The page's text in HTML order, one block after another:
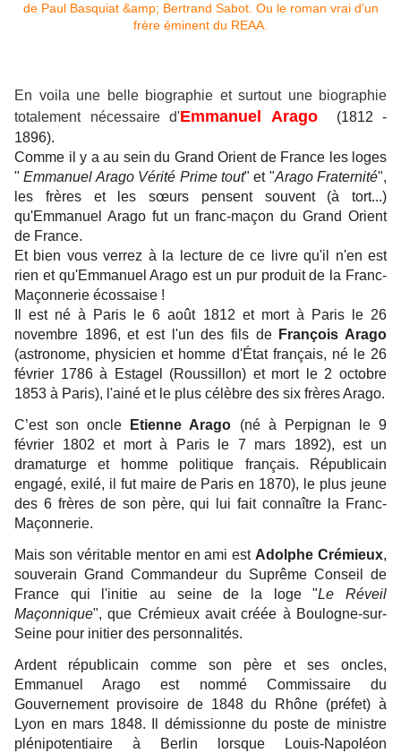
En voila une belle biographie et surtout une biographie
totalement nécessaire d'Emmanuel Arago(1812 -
1896).
Comme il y a au sein du Grand Orient de France les loges
"Emmanuel Arago Vérité Prime tout" et "Arago Fraternité",
les frères et les sœurs pensent souvent (à tort...)
qu'Emmanuel Arago fut un franc-maçon du Grand Orient
de France.
Et bien vous verrez à la lecture de ce livre qu'il n'en est
rien et qu'Emmanuel Arago est un pur produit de la Franc-
Maçonnerie écossaise !
Il est né à Paris le 6 août 1812 et mort à Paris le 26
novembre 1896, et est l'un des fils de François Arago
(astronome, physicien et homme d'État français, né le 26
février 1786 à Estagel (Roussillon) et mort le 2 octobre
1853 à Paris), l'ainé et le plus célèbre des six frères Arago.
C’est son oncle Etienne Arago (né à Perpignan le 9
février 1802 et mort à Paris le 7 mars 1892), est un
dramaturge et homme politique français. Républicain
engagé, exilé, il fut maire de Paris en 1870), le plus jeune
des 6 frères de son père, qui lui fait connaître la Franc-
Maçonnerie.
Mais son véritable mentor en ami est Adolphe Crémieux,
souverain Grand Commandeur du Suprême Conseil de
France qui l'initie au seine de la loge "Le Réveil
Maçonnique", que Crémieux avait créée à Boulogne-sur-
Seine pour initier des personnalités.
Ardent républicain comme son père et ses oncles,
Emmanuel Arago est nommé Commissaire du
Gouvernement provisoire de 1848 du Rhône (préfet) à
Lyon en mars 1848. Il démissionne du poste de ministre
plénipotentiaire à Berlin lorsque Louis-Napoléon